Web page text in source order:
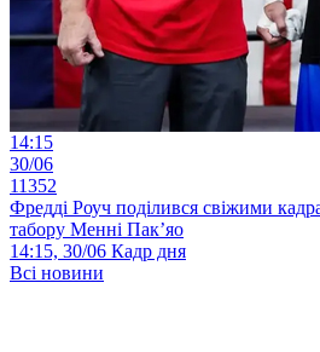
14:15
30/06
11352
Фредді Роуч поділився свіжими
табору Менні Пак’яо
14:15, 30/06 Кадр дня
Всі новини